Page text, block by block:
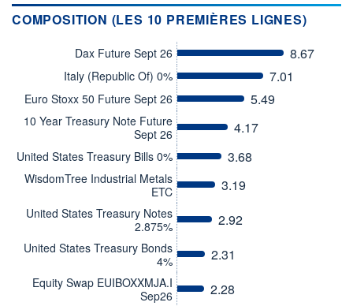
Consulter le prospectus / DIC
03/12
Allocation CHF Prudente
FONDS PARTENAIRES
TARIFS PRIVILÉGIÉS 0%
ÉLIGIBILITÉ
BOURSOVIE LUX
BOURSOVIE
CTO BUSINESS
Non éligible Boursobank
COMPOSITION (LES 10 PREMIÈRES LIGNES)
Dax Future Sept 26 8.67
Italy (Republic Of) 0% 7.01
Euro Stoxx 50 Future Sept 26 5.49
10 Year Treasury Note Future
Sept 26
4.17
United States Treasury Bills 0% 3.68
WisdomTree Industrial Metals
ETC
3.19
United States Treasury Notes
2.875%
2.92
United States Treasury Bonds
4%
2.31
Equity Swap EUIBOXXMJA.I
Sep26
2.28